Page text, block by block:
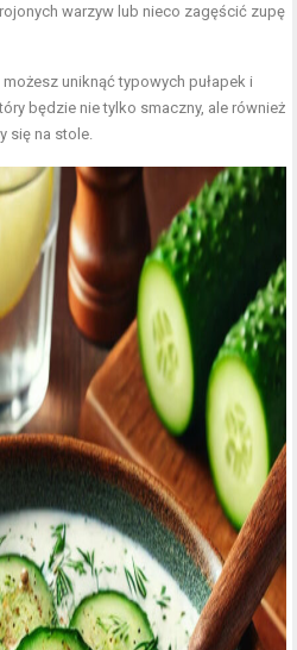
warzyw lub nieco zagęścić zupę
uniknąć typowych pułapek i
będzie nie tylko smaczny, ale również
się na stole.